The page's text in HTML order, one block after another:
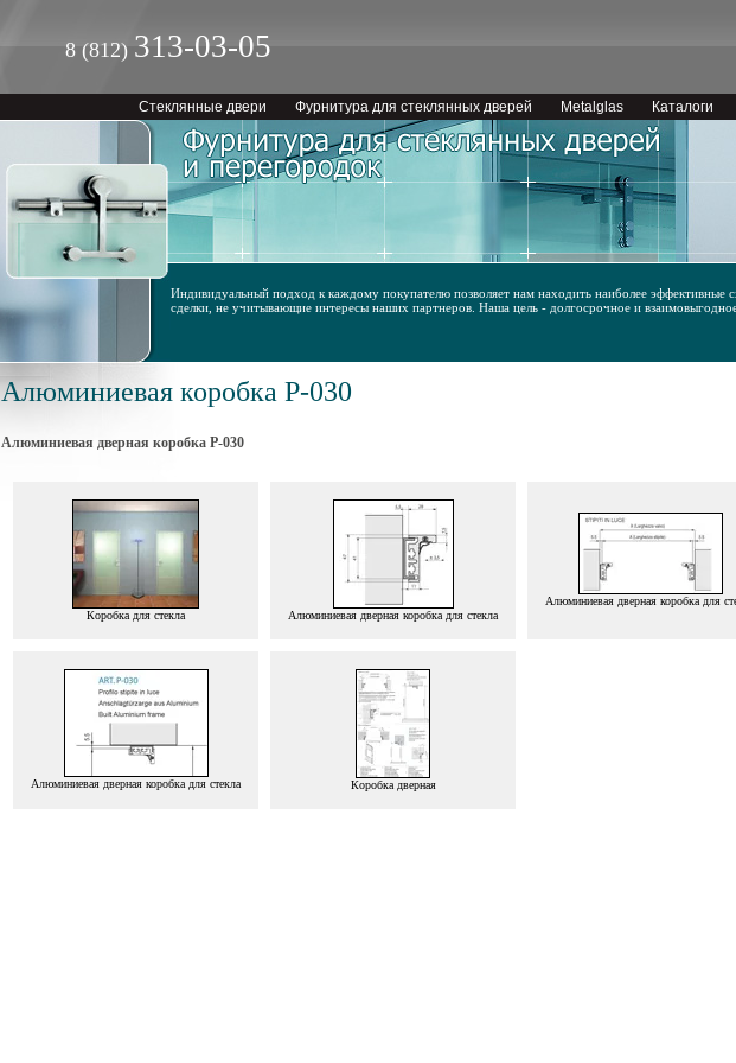
8 (812) 313-03-05
Стеклянные двери Фурнитура для стеклянных дверей Metalglas Каталоги
Индивидуальный подход к каждому покупателю позволяет нам находить наиболее
сделки, не учитывающие интересы наших партнеров. Наша цель - долгосрочное и
Алюминиевая коробка P-030
Алюминиевая дверная коробка P-030
Коробка для стекла Алюминиевая дверная коробка для стекла
Алюминиевая дверная коробка для
Алюминиевая дверная коробка для стекла Коробка дверная